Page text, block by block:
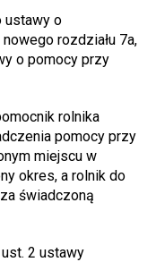
ustawy o
rozdziału 7a,
o pomocy przy
rolnika
pomocy przy
miejscu w
okres, a rolnik do
świadczoną
2 ustawy